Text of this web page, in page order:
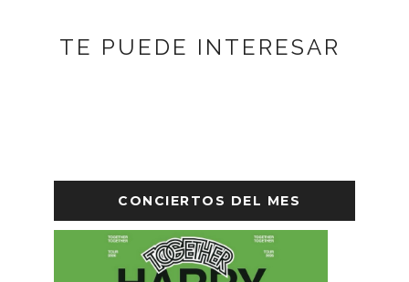
TE PUEDE INTERESAR
CONCIERTOS DEL MES